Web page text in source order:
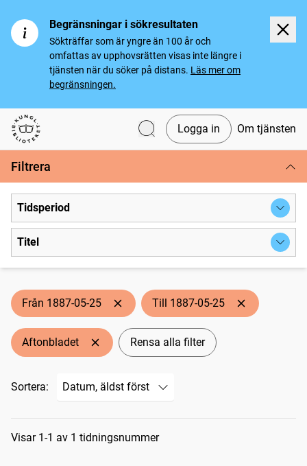
Begränsningar i sökresultaten
Sökträffar som är yngre än 100 år och
omfattas av upphovsrätten visas inte längre i
tjänsten när du söker på distans. Läs mer om
begränsningen.
Svenska tidningar
Logga in Om tjänsten
Filtrera
Tidsperiod
Titel
Från 1887-05-25 Till 1887-05-25
Aftonbladet Rensa alla filter
Sortera:
Sökresultat
Visar 1-1 av 1 tidningsnummer